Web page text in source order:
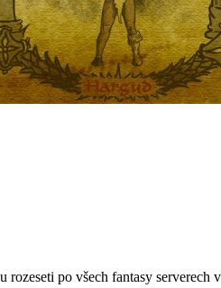
po všech fantasy serverech